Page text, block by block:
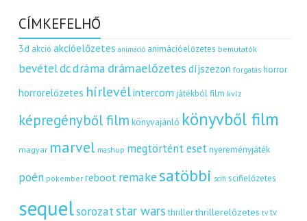
CÍMKEFELHŐ
3d akció akcióelőzetes animáció animációelőzetes bemutatók
bevételdcdráma drámaelőzetes díjszezon forgatás horror
horrorelőzetes hírlevélintercom játékból film kvíz
képregényből film könyvajánló könyvből film
magyar marvel mashup megtörtént eset nyereményjáték
poén pókember reboot remakesatöbbi scifi scifielőzetes
sequelsorozatstar wars thriller thrillerelőzetes tv tv